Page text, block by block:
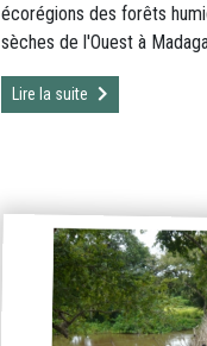
écorégions des forêts
sèches de l'Ouest à
Lire la suite